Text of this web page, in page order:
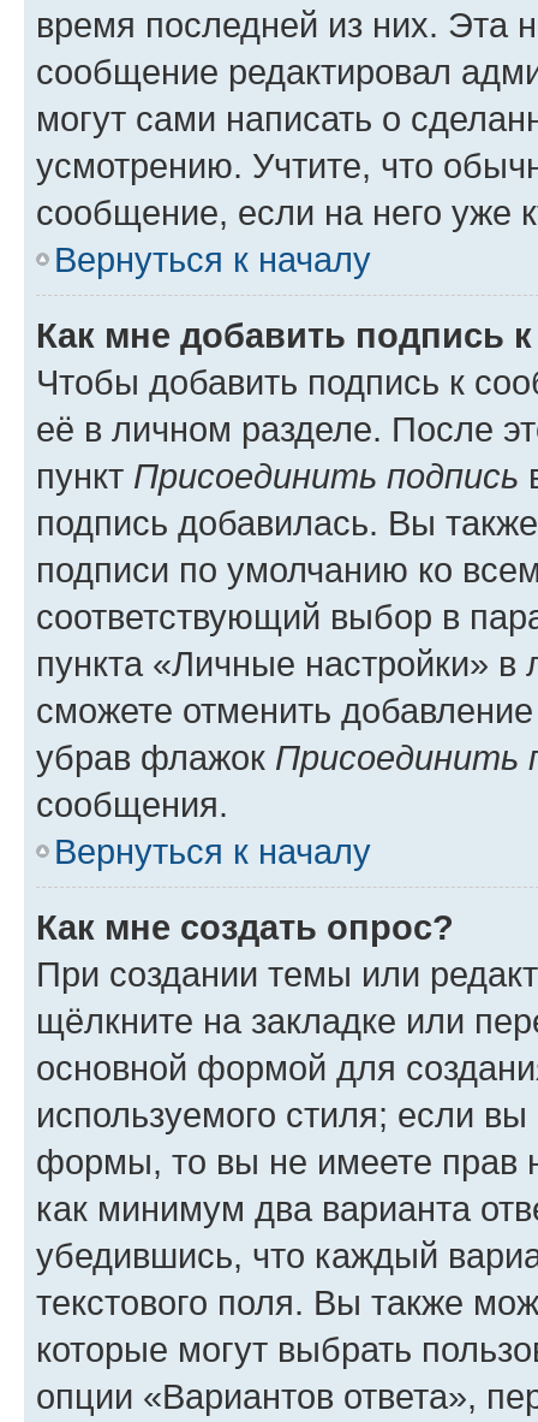
время последней из них. Эта
сообщение редактировал
могут сами написать о
усмотрению. Учтите, что
сообщение, если на него уже
Вернуться к началу
Как мне добавить подпись
Чтобы добавить подпись к
её в личном разделе. После
пункт Присоединить подпись
подпись добавилась. Вы
подписи по умолчанию ко
соответствующий выбор в
пункта «Личные настройки»
сможете отменить
убрав флажок Присоединить
сообщения.
Вернуться к началу
Как мне создать опрос?
При создании темы или
щёлкните на закладке или
основной формой для
используемого стиля; если
формы, то вы не имеете прав
как минимум два варианта
убедившись, что каждый
текстового поля. Вы также
которые могут выбрать
опции «Вариантов ответа»,